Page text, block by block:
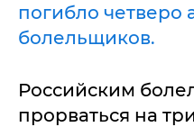
погибло четверо
болельщиков.
Российским
прорваться на